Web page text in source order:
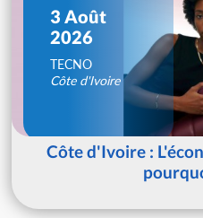
3 Août
2026
TECNO
Côte d'Ivoire
Côte d'Ivoire :